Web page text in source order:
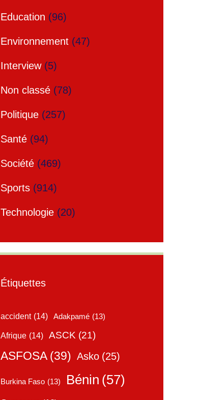
Education (96)
Environnement (47)
Interview(5)
Non classé (78)
Politique (257)
Santé (94)
Société (469)
Sports (914)
Technologie (20)
Étiquettes
accident (14) Adakpamé (13)
Afrique (14) ASCK (21)
ASFOSA (39) Asko (25)
Burkina Faso (13) Bénin (57)